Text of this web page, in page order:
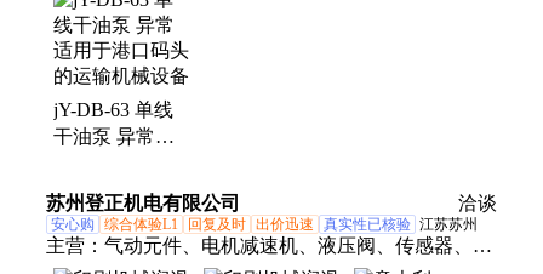
jY-DB-63 单线
干油泵 异常适
运输机械设备
苏州登正机电有限公司 洽谈
安心购 综合体验L1 回复及时 出价迅速 真实性已核验 江苏苏州
主营： 气动元件、电机减速机、液压阀、传感器、液